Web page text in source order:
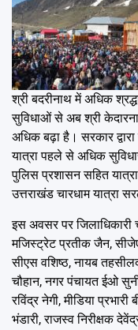
श्री बदरीनाथ में अधिक
सुविधाओं से अब श्री
अधिक बढ़ा है। सरकार
यात्रा पहले से अधिक
पुलिस प्रशासन सहित
उत्तराखंड चारधाम यात्रा
इस अवसर पर जिलाधिकारी
मजिस्ट्रेट प्रतीक जैन,
सीएस वशिष्ठ, नायब
चौहान, नगर पंचायत ईओ
रविंद्र नेगी, मीडिया
भंडारी, राजस्व निरीक्षक